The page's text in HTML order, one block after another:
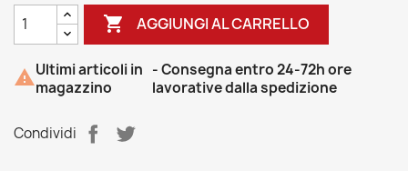
 AGGIUNGI AL CARRELLO
Ultimi articoli in
magazzino
- Consegna entro 24-72h ore
lavorative dalla spedizione
Condividi